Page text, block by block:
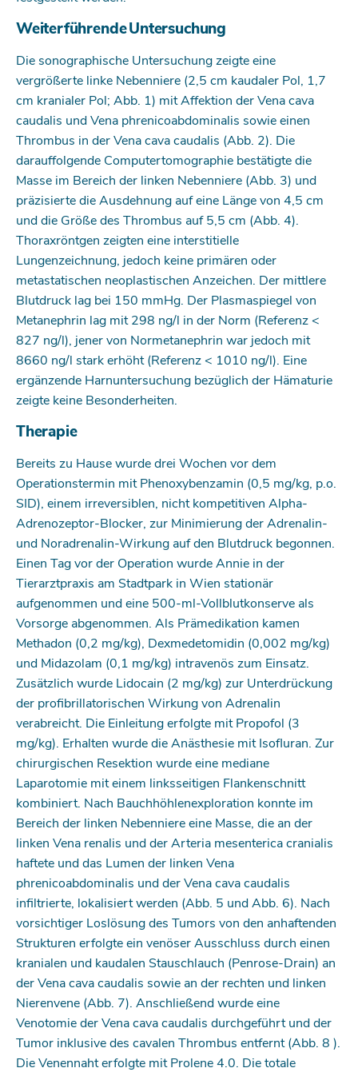
Weiterführende Untersuchung
Die sonographische Untersuchung zeigte eine
vergrößerte linke Nebenniere (2,5 cm kaudaler Pol, 1,7
cm kranialer Pol; Abb. 1) mit Affektion der Vena cava
caudalis und Vena phrenicoabdominalis sowie einen
Thrombus in der Vena cava caudalis (Abb. 2). Die
darauffolgende Computertomographie bestätigte die
Masse im Bereich der linken Nebenniere (Abb. 3) und
präzisierte die Ausdehnung auf eine Länge von 4,5 cm
und die Größe des Thrombus auf 5,5 cm (Abb. 4).
Thoraxröntgen zeigten eine interstitielle
Lungenzeichnung, jedoch keine primären oder
metastatischen neoplastischen Anzeichen. Der mittlere
Blutdruck lag bei 150 mmHg. Der Plasmaspiegel von
Metanephrin lag mit 298 ng/l in der Norm (Referenz <
827 ng/l), jener von Normetanephrin war jedoch mit
8660 ng/l stark erhöht (Referenz < 1010 ng/l). Eine
ergänzende Harnuntersuchung bezüglich der Hämaturie
zeigte keine Besonderheiten.
Therapie
Bereits zu Hause wurde drei Wochen vor dem
Operationstermin mit Phenoxybenzamin (0,5 mg/kg, p.o.
SID), einem irreversiblen, nicht kompetitiven Alpha-
Adrenozeptor-Blocker, zur Minimierung der Adrenalin-
und Noradrenalin-Wirkung auf den Blutdruck begonnen.
Einen Tag vor der Operation wurde Annie in der
Tierarztpraxis am Stadtpark in Wien stationär
aufgenommen und eine 500-ml-Vollblutkonserve als
Vorsorge abgenommen. Als Prämedikation kamen
Methadon (0,2 mg/kg), Dexmedetomidin (0,002 mg/kg)
und Midazolam (0,1 mg/kg) intravenös zum Einsatz.
Zusätzlich wurde Lidocain (2 mg/kg) zur Unterdrückung
der profibrillatorischen Wirkung von Adrenalin
verabreicht. Die Einleitung erfolgte mit Propofol (3
mg/kg). Erhalten wurde die Anästhesie mit Isofluran. Zur
chirurgischen Resektion wurde eine mediane
Laparotomie mit einem linksseitigen Flankenschnitt
kombiniert. Nach Bauchhöhlenexploration konnte im
Bereich der linken Nebenniere eine Masse, die an der
linken Vena renalis und der Arteria mesenterica cranialis
haftete und das Lumen der linken Vena
phrenicoabdominalis und der Vena cava caudalis
infiltrierte, lokalisiert werden (Abb. 5 und Abb. 6). Nach
vorsichtiger Loslösung des Tumors von den anhaftenden
Strukturen erfolgte ein venöser Ausschluss durch einen
kranialen und kaudalen Stauschlauch (Penrose-Drain) an
der Vena cava caudalis sowie an der rechten und linken
Nierenvene (Abb. 7). Anschließend wurde eine
Venotomie der Vena cava caudalis durchgeführt und der
Tumor inklusive des cavalen Thrombus entfernt (Abb. 8 ).
Die Venennaht erfolgte mit Prolene 4.0. Die totale